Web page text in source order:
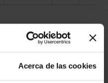
Acerca de las cookies